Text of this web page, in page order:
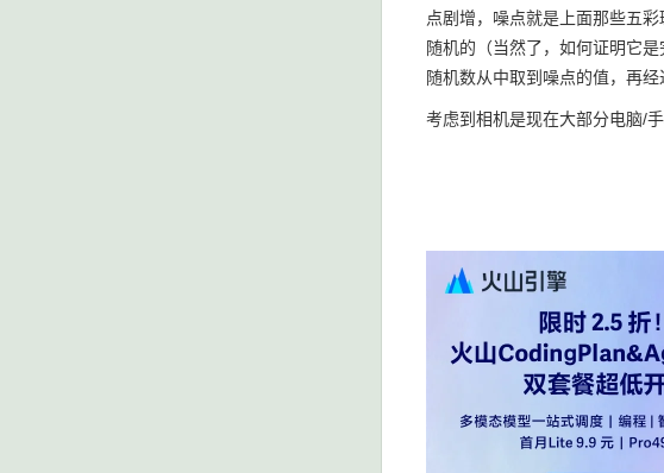
点剧增，噪点就是上面那些五
随机的（当然了，如何证明它
随机数从中取到噪点的值，再经
考虑到相机是现在大部分电脑/